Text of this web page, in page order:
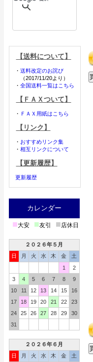
【送料について】
・ 送料改定のお詫び
（2017/11/20より）
・ 全国送料一覧はこちら
【ＦＡＸついて】
・ ＦＡＸ用紙はこちら
【リンク】
・ おすすめリンク集
・ 相互リンクについて
【更新履歴】
更新履歴
カレンダー
■大安 ■友引 ■店休日
２０２６年５月
日
月 火 水 木 金
土
1
2
3
4 5 6 7 8
9
10
11 12 13 14 15
16
17
18 19 20 21 22
23
24
25 26 27 28 29
30
31
２０２６年６月
日
月 火 水 木 金
土